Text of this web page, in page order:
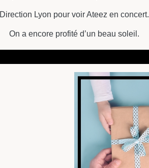
Direction Lyon pour voir Ateez en concert.
On a encore profité d’un beau soleil.